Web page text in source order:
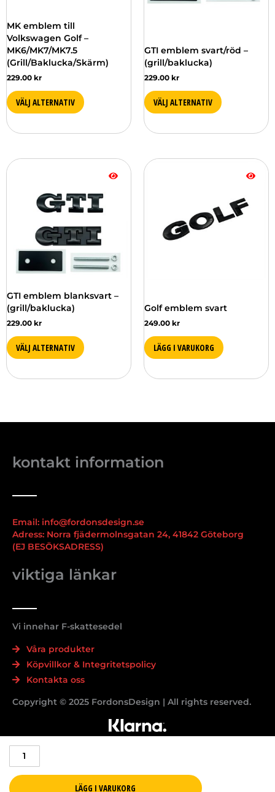
Nyckelring
–
LÄGG I VARUKORG
MK emblem till
Volkswagen Golf –
MK6/MK7/MK7.5
(Grill/Baklucka/Skärm)
229.00 kr
VÄLJ ALTERNATIV
på
produktsidan
GTI emblem svart/röd –
(grill/baklucka)
229.00 kr
VÄLJ ALTERNATIV
kan
GTI emblem blanksvart –
(grill/baklucka)
229.00 kr
VÄLJ ALTERNATIV
Den
varianter.
olika
alternativen
kan
på
produktsidan
Golf emblem svart
249.00 kr
LÄGG I VARUKORG
kontakt information
Email: info@fordonsdesign.se
Adress: Norra fjädermolnsgatan 24, 41842 Göteborg
(EJ BESÖKSADRESS)
viktiga länkar
Vi innehar F-skattesedel
Våra produkter
Köpvillkor & Integritetspolicy
Kontakta oss
Copyright © 2025 FordonsDesign | All rights reserved.